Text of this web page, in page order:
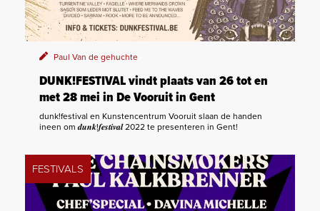
Paul Van de gehuchte
DUNK!FESTIVAL vindt plaats van 26 tot en
met 28 mei in De Vooruit in Gent
dunk!festival en Kunstencentrum Vooruit slaan de handen
ineen om 𝒅𝒖𝒏𝒌!𝒇𝒆𝒔𝒕𝒊𝒗𝒂𝒍 2022 te presenteren in Gent!
FESTIVALS